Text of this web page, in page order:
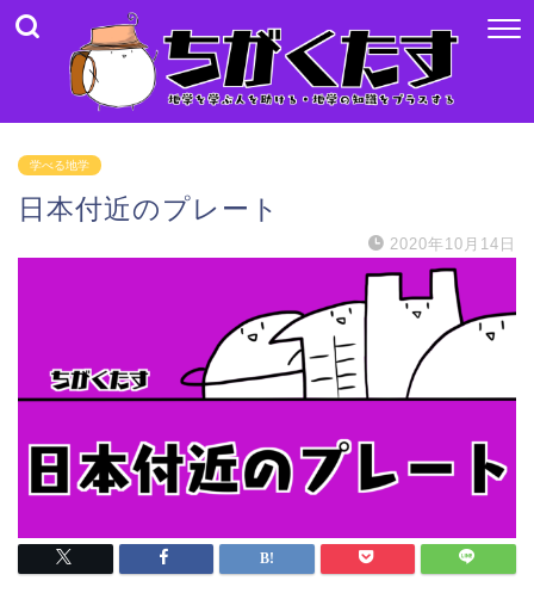
学べる地学
日本付近のプレート
2020年10月14日